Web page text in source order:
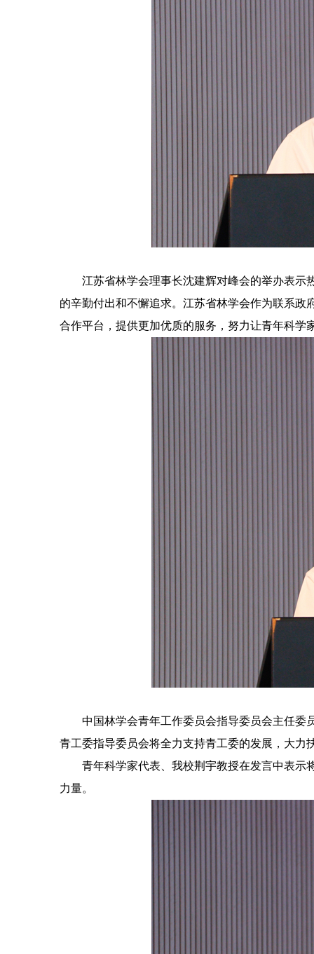
江苏省林学会理事长沈建辉对峰会的举办表示
的辛勤付出和不懈追求。江苏省林学会作为联系
合作平台，提供更加优质的服务，努力让青年科
中国林学会青年工作委员会指导委员会主任委
青工委指导委员会将全力支持青工委的发展，大力
青年科学家代表、我校荆宇教授在发言中表示
力量。